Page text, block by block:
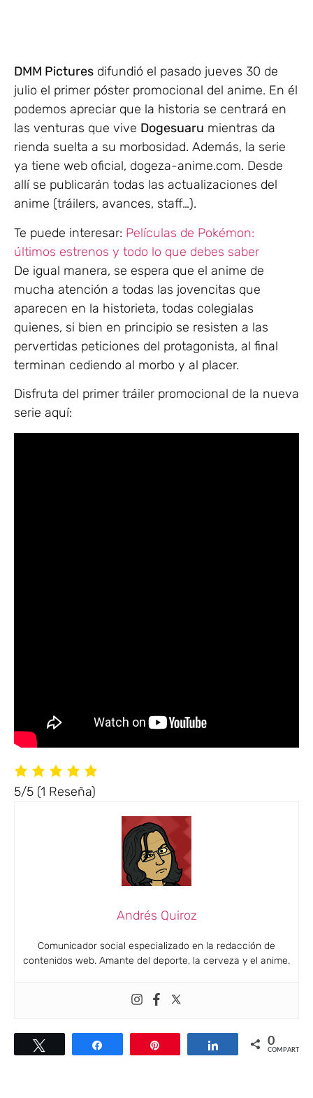
DMM Pictures difundió el pasado jueves 30 de
julio el primer póster promocional del anime. En él
podemos apreciar que la historia se centrará en
las venturas que vive Dogesuaru mientras da
rienda suelta a su morbosidad. Además, la serie
ya tiene web oficial, dogeza-anime.com. Desde
allí se publicarán todas las actualizaciones del
anime (tráilers, avances, staff…).
Te puede interesar: Películas de Pokémon:
últimos estrenos y todo lo que debes saber
De igual manera, se espera que el anime de
mucha atención a todas las jovencitas que
aparecen en la historieta, todas colegialas
quienes, si bien en principio se resisten a las
pervertidas peticiones del protagonista, al final
terminan cediendo al morbo y al placer.
Disfruta del primer tráiler promocional de la nueva
serie aquí:
5/5 (1 Reseña)
Andrés Quiroz
Comunicador social especializado en la redacción de
contenidos web. Amante del deporte, la cerveza y el anime.
Compartir Compartir0
COMPARTIR